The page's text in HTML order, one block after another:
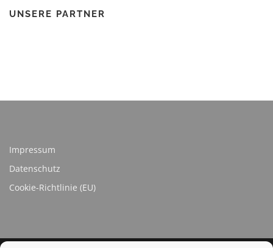
UNSERE PARTNER
Impressum
Datenschutz
Cookie-Richtlinie (EU)